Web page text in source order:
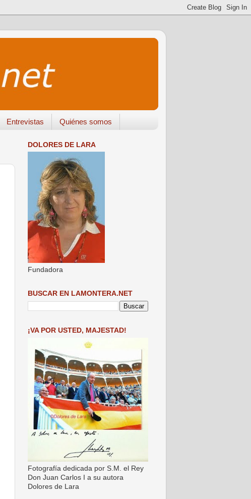
Entrevistas Quiénes somos
DOLORES DE LARA
Fundadora
BUSCAR EN LAMONTERA.NET
¡VA POR USTED, MAJESTAD!
Fotografía dedicada por S.M. el Rey
Don Juan Carlos I a su autora
Dolores de Lara